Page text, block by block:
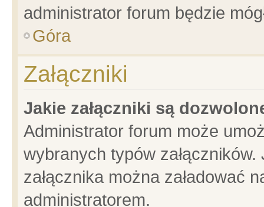
administrator forum będzie
Góra
Załączniki
Jakie załączniki są
Administrator forum może
wybranych typów
załącznika można załadować
administratorem.